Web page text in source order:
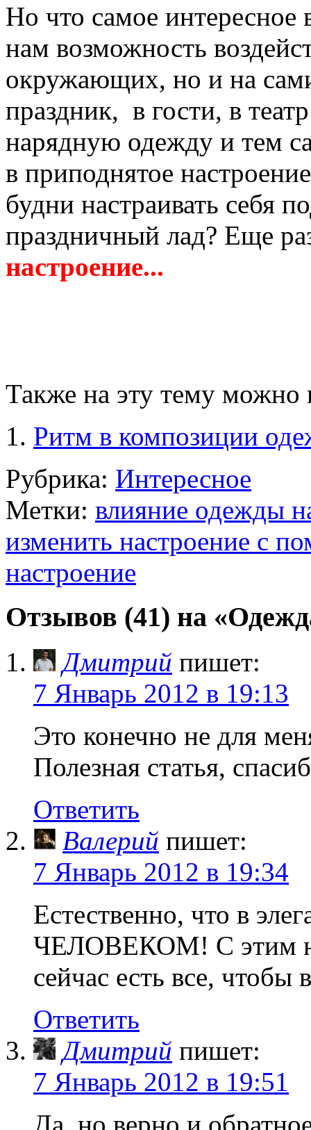
Но что самое интересное
нам возможность
окружающих, но и на
праздник, в гости, в
нарядную одежду и тем
в приподнятое
будни настраивать себя
праздничный лад? Еще
настроение...
Также на эту тему можно
Ритм в композиции
Рубрика: Интересное
Метки: влияние одежды
изменить настроение с
настроение
Отзывов (41) на
Дмитрий пишет:
7 Январь 2012 в 19:13
Это конечно не для
Полезная статья,
Ответить
Валерий пишет:
7 Январь 2012 в 19:34
Естественно, что в
ЧЕЛОВЕКОМ! С этим
сейчас есть все, чтобы
Ответить
Дмитрий пишет:
7 Январь 2012 в 19:51